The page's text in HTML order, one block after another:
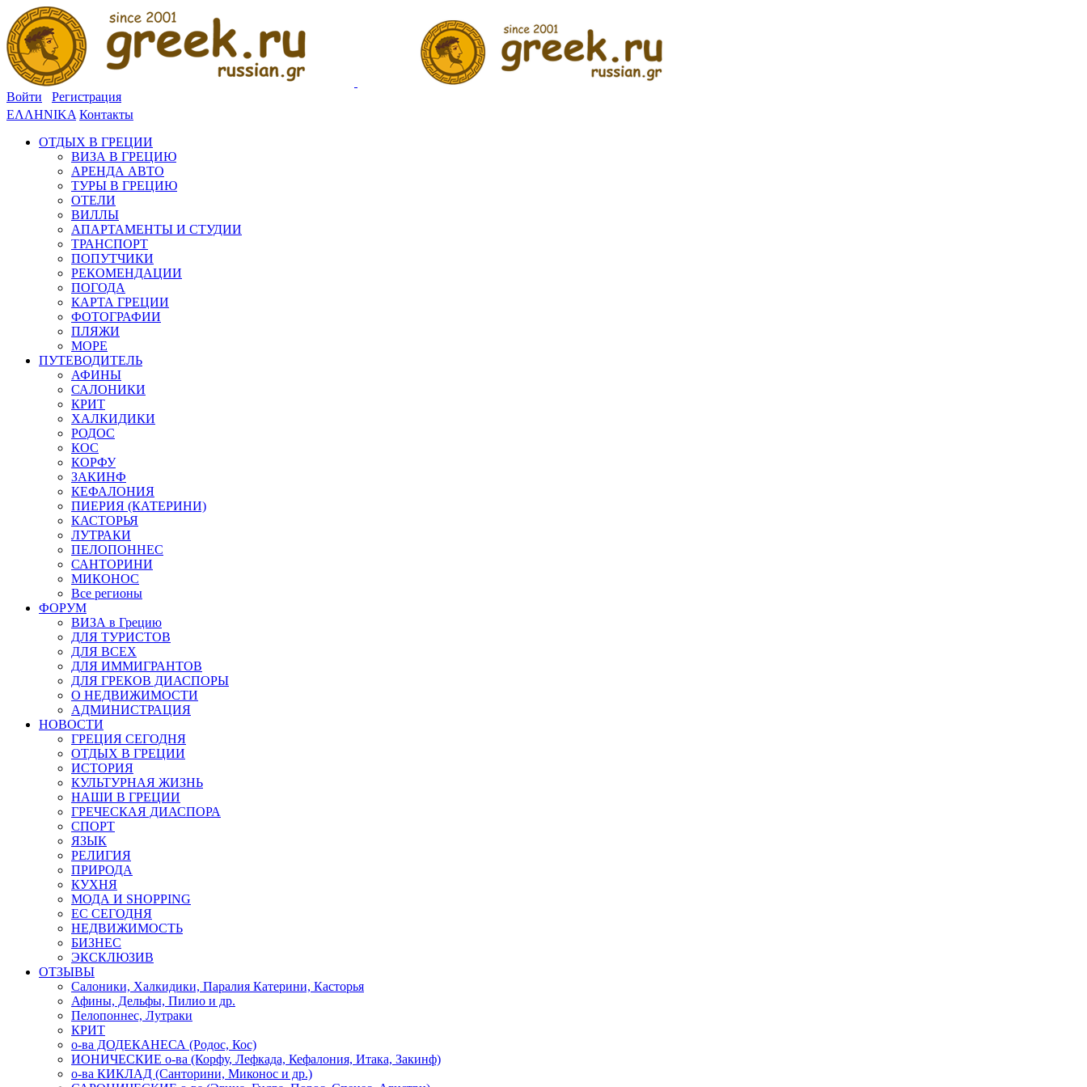
Войти
Регистрация
ΕΛΛΗΝΙΚΑ Контакты
ОТДЫХ В ГРЕЦИИ
ВИЗА В ГРЕЦИЮ
АРЕНДА АВТО
ТУРЫ В ГРЕЦИЮ
ОТЕЛИ
ВИЛЛЫ
АПАРТАМЕНТЫ И СТУДИИ
ТРАНСПОРТ
ПОПУТЧИКИ
РЕКОМЕНДАЦИИ
ПОГОДА
КАРТА ГРЕЦИИ
ФОТОГРАФИИ
ПЛЯЖИ
МОРЕ
ПУТЕВОДИТЕЛЬ
АФИНЫ
САЛОНИКИ
КРИТ
ХАЛКИДИКИ
РОДОС
КОС
КОРФУ
ЗАКИНФ
КЕФАЛОНИЯ
ПИЕРИЯ (КАТЕРИНИ)
КАСТОРЬЯ
ЛУТРАКИ
ПЕЛОПОННЕС
САНТОРИНИ
МИКОНОС
Все регионы
ФОРУМ
ВИЗА в Грецию
ДЛЯ ТУРИСТОВ
ДЛЯ ВСЕХ
ДЛЯ ИММИГРАНТОВ
ДЛЯ ГРЕКОВ ДИАСПОРЫ
О НЕДВИЖИМОСТИ
АДМИНИСТРАЦИЯ
НОВОСТИ
ГРЕЦИЯ СЕГОДНЯ
ОТДЫХ В ГРЕЦИИ
ИСТОРИЯ
КУЛЬТУРНАЯ ЖИЗНЬ
НАШИ В ГРЕЦИИ
ГРЕЧЕСКАЯ ДИАСПОРА
СПОРТ
ЯЗЫК
РЕЛИГИЯ
ПРИРОДА
КУХНЯ
МОДА И SHOPPING
ЕС СЕГОДНЯ
НЕДВИЖИМОСТЬ
БИЗНЕС
ЭКСКЛЮЗИВ
ОТЗЫВЫ
Салоники, Халкидики, Паралия Катерини, Касторья
Афины, Дельфы, Пилио и др.
Пелопоннес, Лутраки
КРИТ
о-ва ДОДЕКАНЕСА (Родос, Кос)
ИОНИЧЕСКИЕ о-ва (Корфу, Лефкада, Кефалония, Итака, Закинф)
о-ва КИКЛАД (Санторини, Миконос и др.)